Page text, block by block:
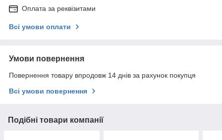
Оплата за реквізитами
Всі умови оплати
Умови повернення
Повернення товару впродовж 14 днів за рахунок покупця
Всі умови повернення
Подібні товари компанії